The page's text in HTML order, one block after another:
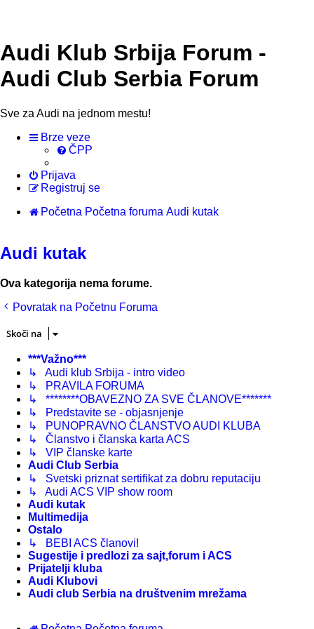
Audi Klub Srbija Forum -
Audi Club Serbia Forum
Sve za Audi na jednom mestu!
Brze veze
ČPP
Prijava
Registruj se
Početna Početna foruma Audi kutak
Audi kutak
Ova kategorija nema forume.
Povratak na Početnu Foruma
Skoči na
***Važno***
↳ Audi klub Srbija - intro video
↳ PRAVILA FORUMA
↳ ********OBAVEZNO ZA SVE ČLANOVE*******
↳ Predstavite se - objasnjenje
↳ PUNOPRAVNO ČLANSTVO AUDI KLUBA
↳ Članstvo i članska karta ACS
↳ VIP članske karte
Audi Club Serbia
↳ Svetski priznat sertifikat za dobru reputaciju
↳ Audi ACS VIP show room
Audi kutak
Multimedija
Ostalo
↳ BEBI ACS članovi!
Sugestije i predlozi za sajt,forum i ACS
Prijatelji kluba
Audi Klubovi
Audi club Serbia na društvenim mrežama